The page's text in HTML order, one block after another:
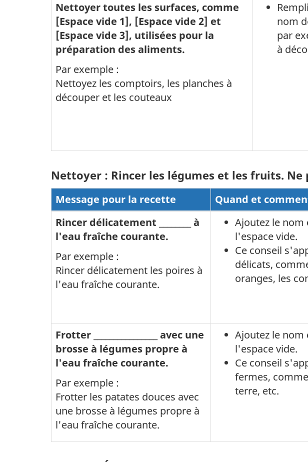
Nettoyer toutes les surfaces, comme
[Espace vide 1], [Espace vide 2] et
[Espace vide 3], utilisées pour la
préparation des aliments.
Par exemple :
Nettoyez les comptoirs, les planches à
découper et les couteaux
nom
par
à
Nettoyer : Rincer les légumes et les fruits. Ne
Message pour la recette Quand et
Rincer délicatement ________ à
l'eau fraîche courante.
Par exemple :
Rincer délicatement les poires à
l'eau fraîche courante.
Ajoutez le
l'espace vide.
Ce conseil
délicats,
oranges, les
Frotter ________________ avec une
brosse à légumes propre à
l'eau fraîche courante.
Par exemple :
Frotter les patates douces avec
une brosse à légumes propre à
l'eau fraîche courante.
Ajoutez le
l'espace vide.
Ce conseil
fermes,
terre, etc.